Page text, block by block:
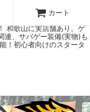
ンショップです！ ウォー
ボードゲームもメジャーど
和歌山に実店舗あり。ゲ
連、サバゲー装備(実物)も
！初心者向けのスタータ
カート